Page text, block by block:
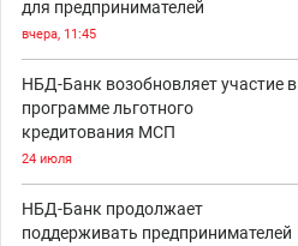
для предпринимателей
вчера, 11:45
НБД-Банк возобновляет участие в
программе льготного
кредитования МСП
24 июля
НБД-Банк продолжает
поддерживать предпринимателей